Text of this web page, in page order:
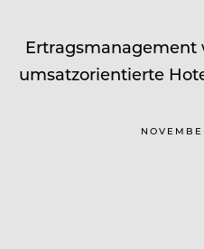
Ertragsmanagement
umsatzorientierte